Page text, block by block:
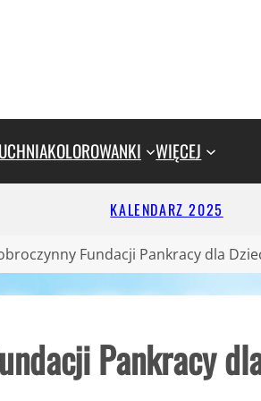
KOLOROWANKI WIĘCEJ
KALENDARZ 2025
Fundacji Pankracy dla
Pankracy